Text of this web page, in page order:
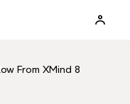
From XMind 8